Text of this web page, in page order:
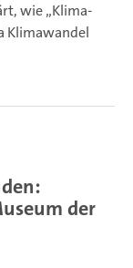
wie „Klima-
Klimawandel
der